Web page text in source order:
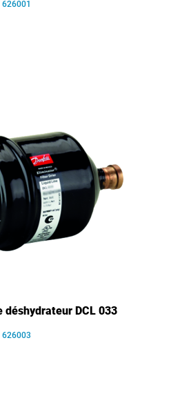
626001
déshydrateur DCL 033
626003